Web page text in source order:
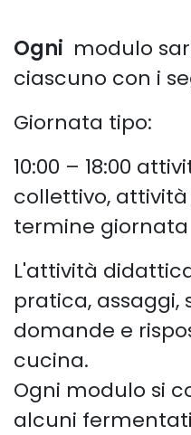
Ogni modulo
ciascuno con i
Giornata tipo:
10:00 – 18:00
collettivo,
termine giornata
L'attività
pratica, assaggi,
domande e
cucina.
Ogni modulo si
alcuni